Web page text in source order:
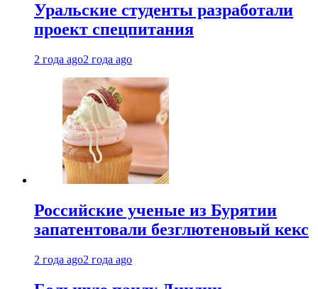
Уральские студенты разработали
проект спецпитания
2 года ago2 года ago
Российские ученые из Бурятии
запатентовали безглютеновый кекс
2 года ago2 года ago